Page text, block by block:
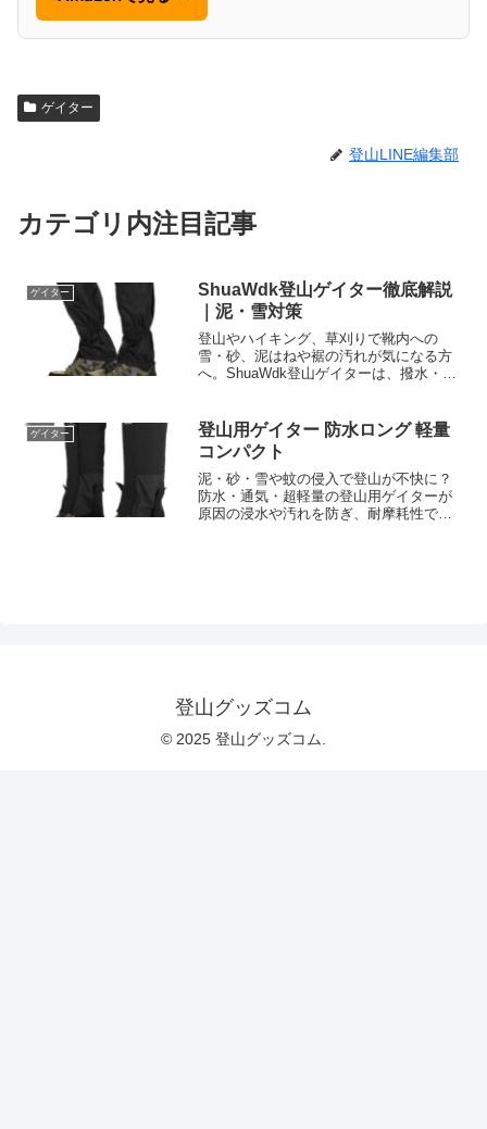
ゲイター
登山LINE編集部
カテゴリ内注目記事
ゲイター
ShuaWdk登山ゲイター徹底解説
｜泥・雪対策
登山やハイキング、草刈りで靴内への
雪・砂、泥はねや裾の汚れが気になる方
へ。ShuaWdk登山ゲイターは、撥水・防
ーです。用途や調整のしやすさを確認
し、装備に合うか商品ページでチェック
しましょう。
ゲイター
登山用ゲイター 防水ロング 軽量
コンパクト
泥・砂・雪や蚊の侵入で登山が不快に？
防水・通気・超軽量の登山用ゲイターが
原因の浸水や汚れを防ぎ、耐摩耗性で長
登山グッズコム
© 2025 登山グッズコム.